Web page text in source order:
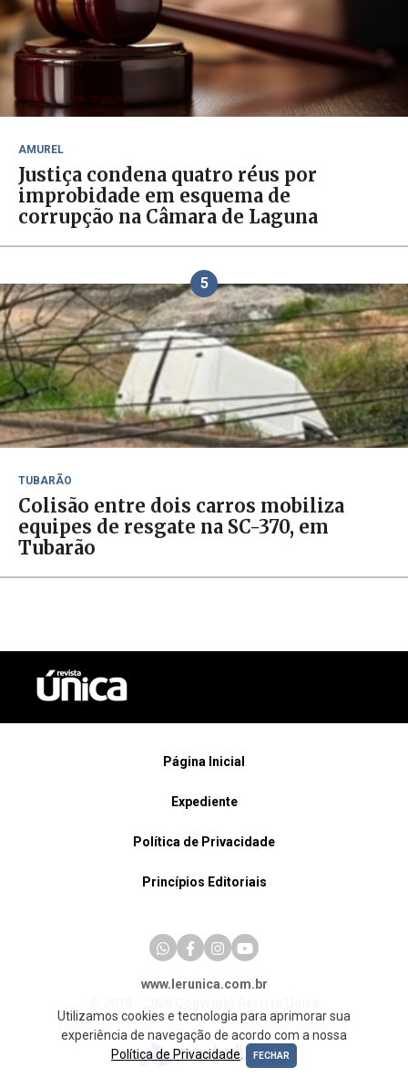
AMUREL
Justiça condena quatro réus por
improbidade em esquema de
corrupção na Câmara de Laguna
5
TUBARÃO
Colisão entre dois carros mobiliza
equipes de resgate na SC-370, em
Tubarão
Página Inicial
Expediente
Política de Privacidade
Princípios Editoriais
www.lerunica.com.br
Utilizamos cookies e tecnologia para aprimorar sua
experiência de navegação de acordo com a nossa
Política de Privacidade
FECHAR